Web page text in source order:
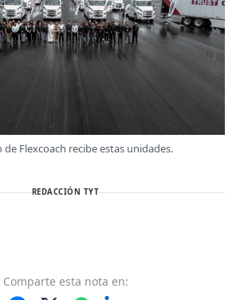
de Flexcoach recibe estas unidades.
REDACCIÓN TYT
Comparte esta nota en: